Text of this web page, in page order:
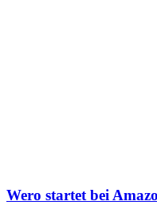
Wero startet bei